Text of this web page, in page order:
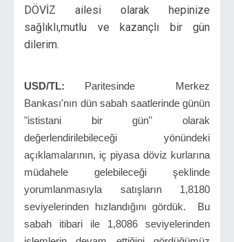
DÖVİZ ailesi olarak hepinize
sağlıklı,mutlu ve kazançlı bir gün
dilerim.
USD/TL: Paritesinde Merkez
Bankası'nın dün sabah saatlerinde günün
"ististani bir gün" olarak
değerlendirilebileceği yönündeki
açıklamalarının, iç piyasa döviz kurlarına
müdahele gelebileceği şeklinde
yorumlanmasıyla satışların 1,8180
seviyelerinden hızlandığını gördük. Bu
sabah itibari ile 1,8086 seviyelerinden